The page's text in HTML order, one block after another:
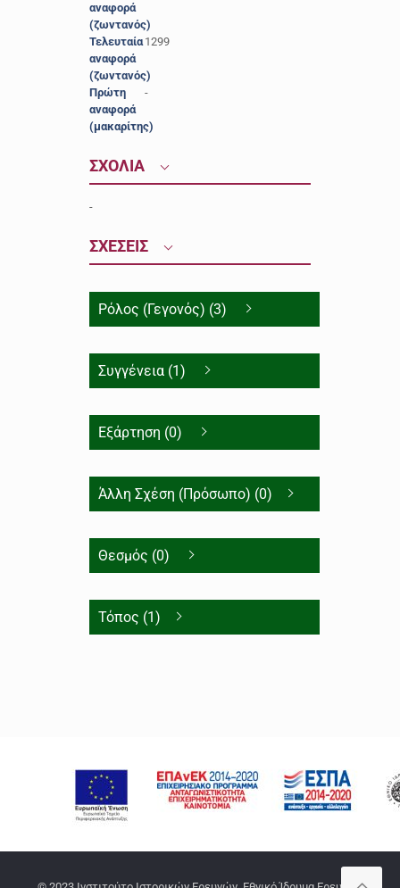
αναφορά
(ζωντανός)
Τελευταία
αναφορά
(ζωντανός)
1299
Πρώτη
αναφορά
(μακαρίτης)
-
ΣΧΟΛΙΑ
-
ΣΧΕΣΕΙΣ
Ρόλος (Γεγονός) (3)
Συγγένεια (1)
Εξάρτηση (0)
Άλλη Σχέση (Πρόσωπο) (0)
Θεσμός (0)
Τόπος (1)